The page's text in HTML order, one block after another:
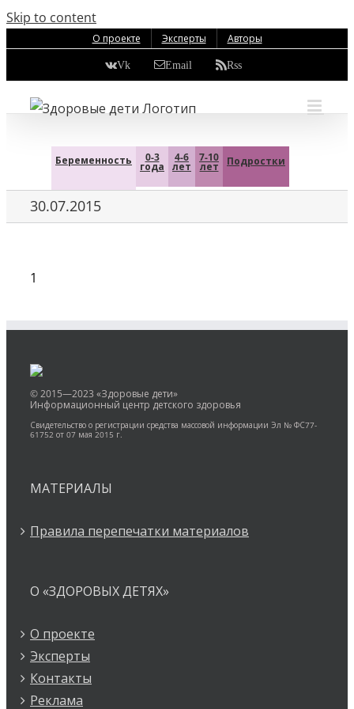
Skip to content
О проекте Эксперты Авторы
Vk Email Rss
Беременность 0-3
года
4-6
лет
7-10
лет Подростки
30.07.2015
1
© 2015—2023 «Здоровые дети»
Информационный центр детского здоровья
Свидетельство о регистрации средства массовой информации Эл № ФС77-
61752 от 07 мая 2015 г.
МАТЕРИАЛЫ
Правила перепечатки материалов
О «ЗДОРОВЫХ ДЕТЯХ»
О проекте
Эксперты
Контакты
Реклама